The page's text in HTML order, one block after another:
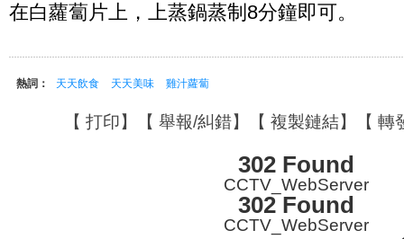
在白蘿蔔片上，上蒸鍋蒸制8分鐘即可。
熱詞： 天天飲食 天天美味 雞汁蘿蔔
【 打印】【 舉報/糾錯】【 複製鏈結】【 轉
302 Found
CCTV_WebServer
302 Found
CCTV_WebServer